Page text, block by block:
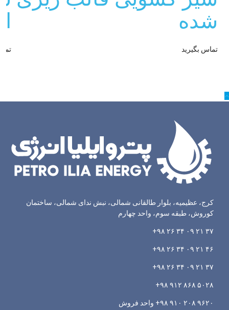
شده
تماس بگیرید
کرج، عظیمیه، بلوار طالقانی شمالی، نبش ندای شمالی، ساختمان
کوروش، طبقه سوم، واحد چهارم
۳۷ ۲۱ ۰۹ ۳۴ ۲۶ ۹۸+
۴۶ ۲۱ ۰۹ ۳۴ ۲۶ ۹۸+
۳۷ ۲۱ ۰۹ ۳۴ ۲۶ ۹۸+
۵۰۲۸ ۸۶۸ ۹۱۲ ۹۸+
۹۶۲۰ ۲۰۸ ۹۱۰ ۹۸+ واحد فروش